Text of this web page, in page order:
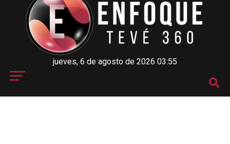
jueves, 6 de agosto de 2026 03:55